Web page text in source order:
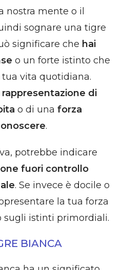
nostra mente o il
sognare una tigre
significare che hai
o un forte istinto che
vita quotidiana.
rappresentazione di
o di una forza
.
potrebbe indicare
fuori controllo
. Se invece è docile o
la tua forza
sugli istinti primordiali.
BIANCA